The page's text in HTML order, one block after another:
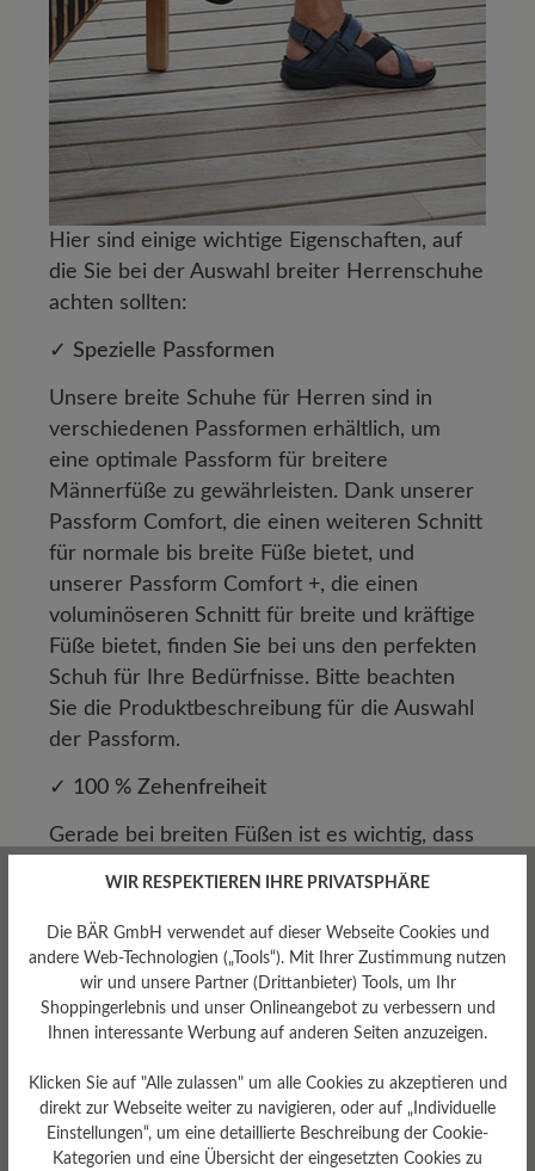
Hier sind einige wichtige Eigenschaften, auf
die Sie bei der Auswahl breiter Herrenschuhe
achten sollten:
✓ Spezielle Passformen
Unsere breite Schuhe für Herren sind in
verschiedenen Passformen erhältlich, um
eine optimale Passform für breitere
Männerfüße zu gewährleisten. Dank unserer
Passform Comfort, die einen weiteren Schnitt
für normale bis breite Füße bietet, und
unserer Passform Comfort +, die einen
voluminöseren Schnitt für breite und kräftige
Füße bietet, finden Sie bei uns den perfekten
Schuh für Ihre Bedürfnisse. Bitte beachten
Sie die Produktbeschreibung für die Auswahl
der Passform.
✓ 100 % Zehenfreiheit
Gerade bei breiten Füßen ist es wichtig, dass
Unsere Herrenschuhe folgen dem Prinzip der
100%igen Zehenfreiheit, das nicht nur den
Tragekomfort erhöht, sondern auch die
natürliche Funktion Ihrer Füße unterstützt.
Druck auf die Zehen reduziert und
gleichzeitig die Durchblutung gefördert, was
zu einem insgesamt angenehmen Tragegefühl
WIR RESPEKTIEREN IHRE PRIVATSPHÄRE
Die BÄR GmbH verwendet auf dieser Webseite Cookies und
andere Web-Technologien („Tools“). Mit Ihrer Zustimmung nutzen
wir und unsere Partner (Drittanbieter) Tools, um Ihr
Shoppingerlebnis und unser Onlineangebot zu verbessern und
Ihnen interessante Werbung auf anderen Seiten anzuzeigen.
Klicken Sie auf "Alle zulassen" um alle Cookies zu akzeptieren und
direkt zur Webseite weiter zu navigieren, oder auf „Individuelle
Einstellungen“, um eine detaillierte Beschreibung der Cookie-
Kategorien und eine Übersicht der eingesetzten Cookies zu